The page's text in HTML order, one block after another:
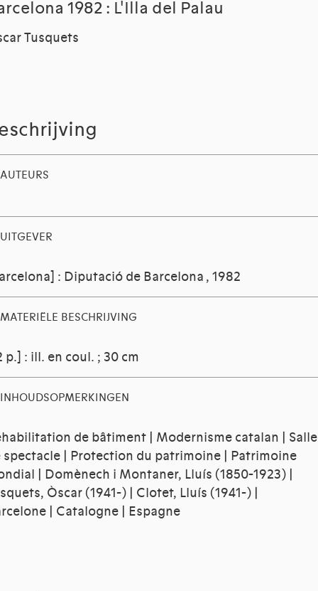
1982 : L'Illa del Palau
Tusquets
AUTEURS
UITGEVER
: Diputació de Barcelona , 1982
MATERIËLE BESCHRIJVING
p.] : ill. en coul. ; 30 cm
INHOUDSOPMERKINGEN
de bâtiment | Modernisme catalan | Salle
spectacle | Protection du patrimoine | Patrimoine
| Domènech i Montaner, Lluís (1850-1923) |
Òscar (1941-) | Clotet, Lluís (1941-) |
| Catalogne | Espagne